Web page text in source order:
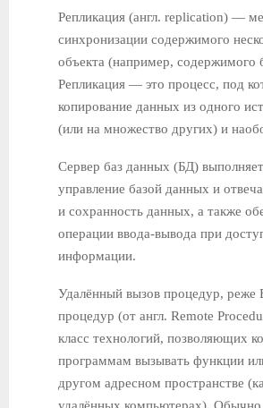
Репликация (англ. replication) —
синхронизации содержимого
объекта (например, содержимого
Репликация — это процесс, под
копирование данных из одного
(или на множество других) и
Сервер баз данных (БД)
управление базой данных и
и сохранность данных, а также
операции ввода-вывода при
информации.
Удалённый вызов процедур, реже
процедур (от англ. Remote
класс технологий, позволяющих
программам вызывать функции
другом адресном пространстве
удалённых компьютерах). Обычно